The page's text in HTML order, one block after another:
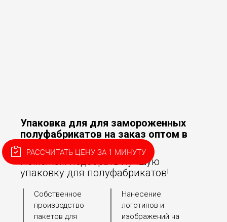
Упаковка для для замороженных
полуфабрикатов на заказ оптом в
Нерюнгри
Поможем подобрать лучшую
упаковку для полуфабрикатов!
Собственное
производство
пакетов для
Нанесение
логотипов и
изображений на
РАССЧИТАТЬ ЦЕНУ ЗА 1 МИНУТУ